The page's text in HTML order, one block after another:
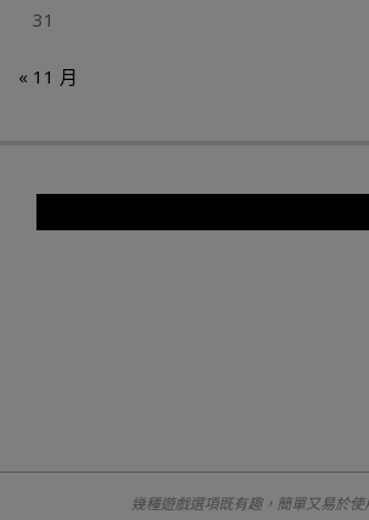
31
« 11 月
幾種遊戲選項既有趣，簡單又易於